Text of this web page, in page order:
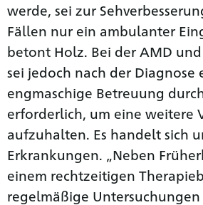
werde, sei zur
Fällen nur ein ambulanter
betont Holz. Bei der AMD
sei jedoch nach der Diagnose
engmaschige Betreuung
erforderlich, um eine weitere
aufzuhalten. Es handelt sich
Erkrankungen. „Neben
einem rechtzeitigen
regelmäßige